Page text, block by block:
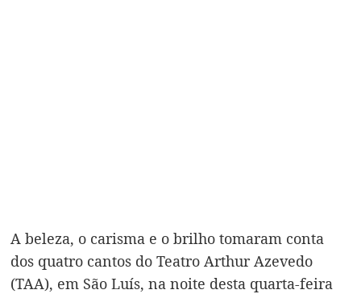
A beleza, o carisma e o brilho tomaram conta
dos quatro cantos do Teatro Arthur Azevedo
(TAA), em São Luís, na noite desta quarta-feira